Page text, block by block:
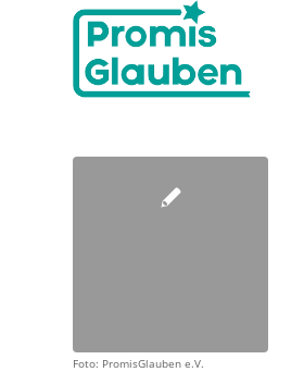
Foto: PromisGlauben e.V.